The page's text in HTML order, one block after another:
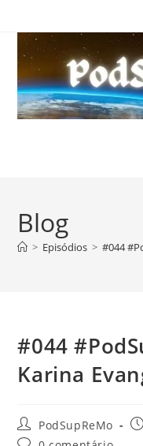
para
conteúdo
Blog
> Episódios > #044
#044
Karina
Autor
do
PodSupReMo